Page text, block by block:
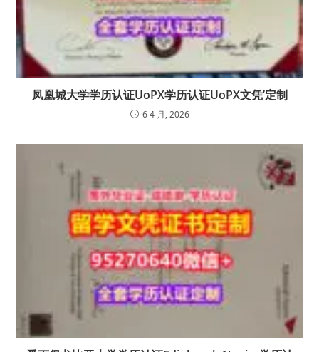
凤凰城大学学历认证UoPX学历认证UoPX文凭’定制
6 4 月, 2026